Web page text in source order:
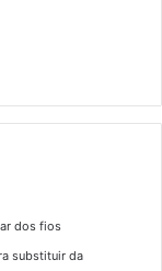
dos fios
substituir da